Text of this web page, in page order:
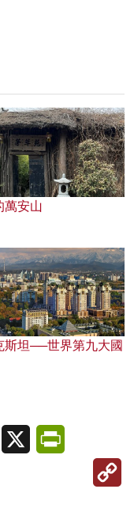
萬安山
斯坦──世界第九大國
Line X